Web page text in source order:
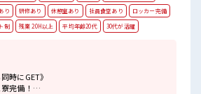
り
研修あり 休憩室あり 社員食堂あり
ロッカー完備
制
残業 20H以上 平均年齢20代 30代が活躍
時にGET》
完備！